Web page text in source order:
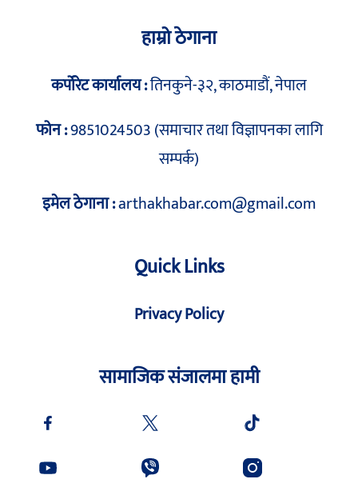
हाम्रो ठेगाना
कर्पोरेट कार्यालय :तिनकुने-३२, काठमाडौं, नेपाल
फोन :9851024503 (समाचार तथा विज्ञापनका लागि
सम्पर्क)
इमेल ठेगाना :arthakhabar.com@gmail.com
Quick Links
Privacy Policy
सामाजिक संजालमा हामी